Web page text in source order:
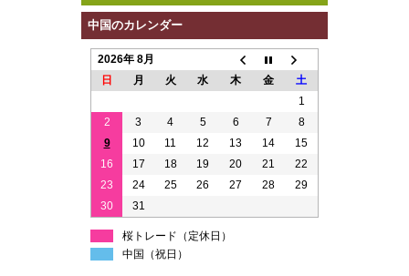
中国のカレンダー
2026年 8月
日
月 火 水 木 金
土
1
2
3 4 5 6 7
8
9
10 11 12 13 14
15
16
17 18 19 20 21
22
23
24 25 26 27 28
29
30
31
桜トレード（定休日）
中国（祝日）